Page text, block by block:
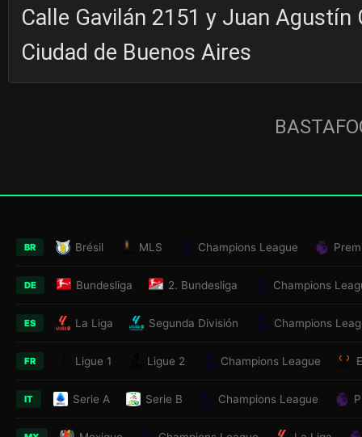
Calle Gavilán 2151 y Juan Agustín
Ciudad de Buenos Aires
BR Brésil MLS Champions League
DE Bundesliga 2. Bundesliga Champions
ES La Liga Segunda División Champions
FR Ligue 1 Ligue 2 Champions League
IT Serie A Serie B Champions League